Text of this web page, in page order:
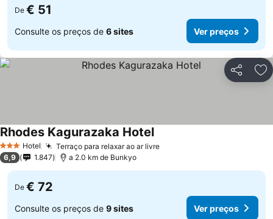
De € 51
Consulte os preços de 6 sites Ver preços
Partilhar
3 EstrelasHotel Terraço para relaxar ao ar livre
Rhodes Kagurazaka Hotel
6,9 1.847 a 2.0 km de Bunkyo
De € 72
Consulte os preços de 9 sites Ver preços